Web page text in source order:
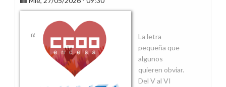
clara:
teletrabajo
La letra
pequeña que
algunos
quieren obviar.
Del V al VI